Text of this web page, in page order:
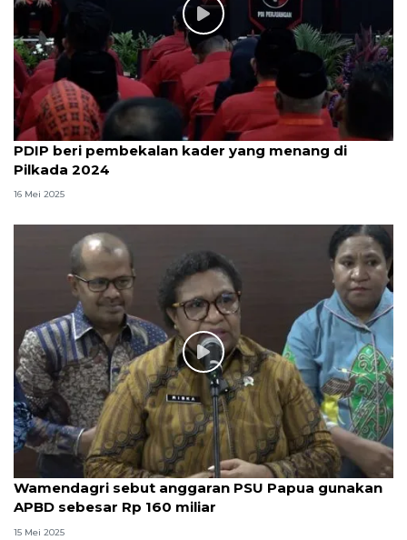
PDIP beri pembekalan kader yang menang di
Pilkada 2024
16 Mei 2025
Wamendagri sebut anggaran PSU Papua gunakan
APBD sebesar Rp 160 miliar
15 Mei 2025